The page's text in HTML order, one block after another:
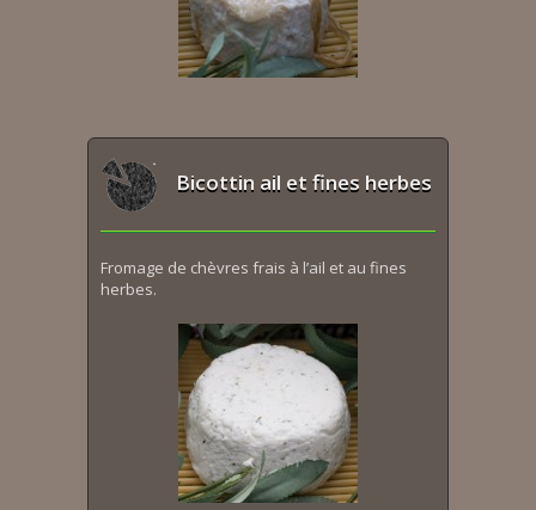
Bicottin ail et fines herbes
Fromage de chèvres frais à l’ail et au fines
herbes.